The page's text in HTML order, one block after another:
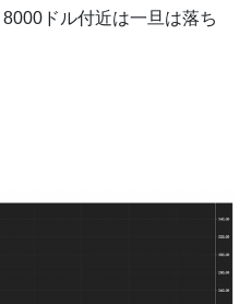
ドル付近は一旦は落ち